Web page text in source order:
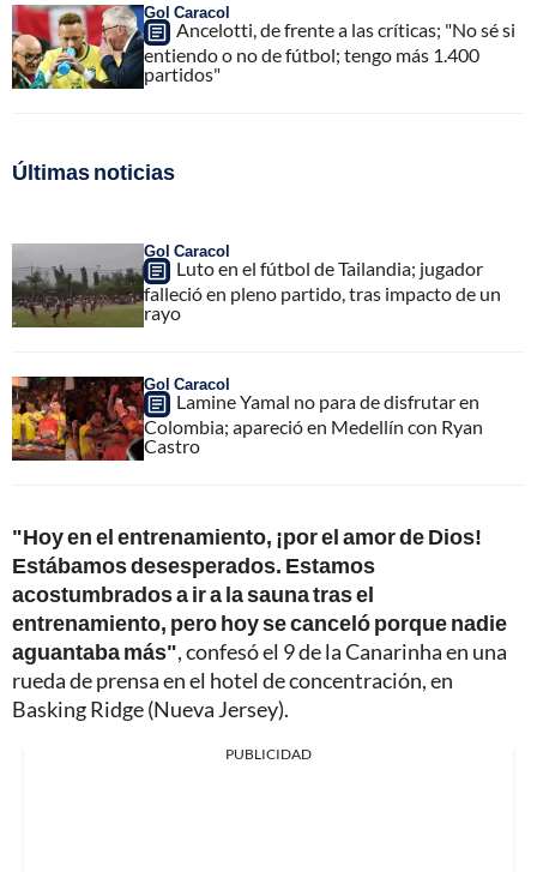
Gol Caracol
Ancelotti, de frente a las críticas; "No sé si
entiendo o no de fútbol; tengo más 1.400
partidos"
Últimas noticias
Gol Caracol
Luto en el fútbol de Tailandia; jugador
falleció en pleno partido, tras impacto de un
rayo
Gol Caracol
Lamine Yamal no para de disfrutar en
Colombia; apareció en Medellín con Ryan
Castro
"Hoy en el entrenamiento, ¡por el amor de Dios!
Estábamos desesperados. Estamos
acostumbrados a ir a la sauna tras el
entrenamiento, pero hoy se canceló porque nadie
aguantaba más", confesó el 9 de la Canarinha en una
rueda de prensa en el hotel de concentración, en
Basking Ridge (Nueva Jersey).
PUBLICIDAD